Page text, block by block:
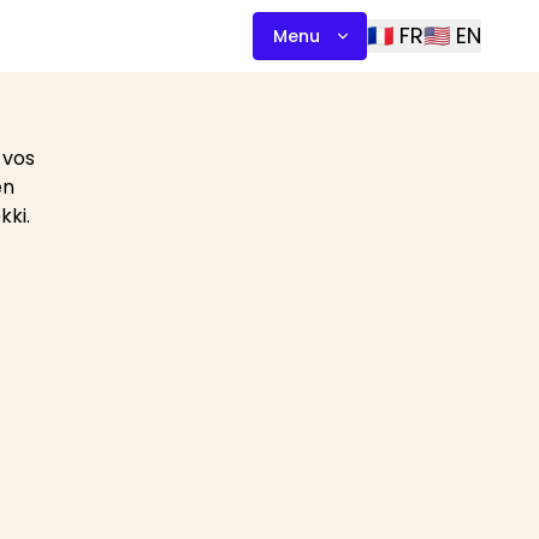
Menu 🇫🇷 FR🇺🇸 EN